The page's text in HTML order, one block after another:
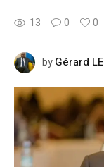
13 0 0
byGérard